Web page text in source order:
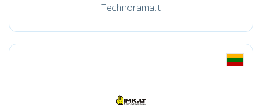
Technorama.lt